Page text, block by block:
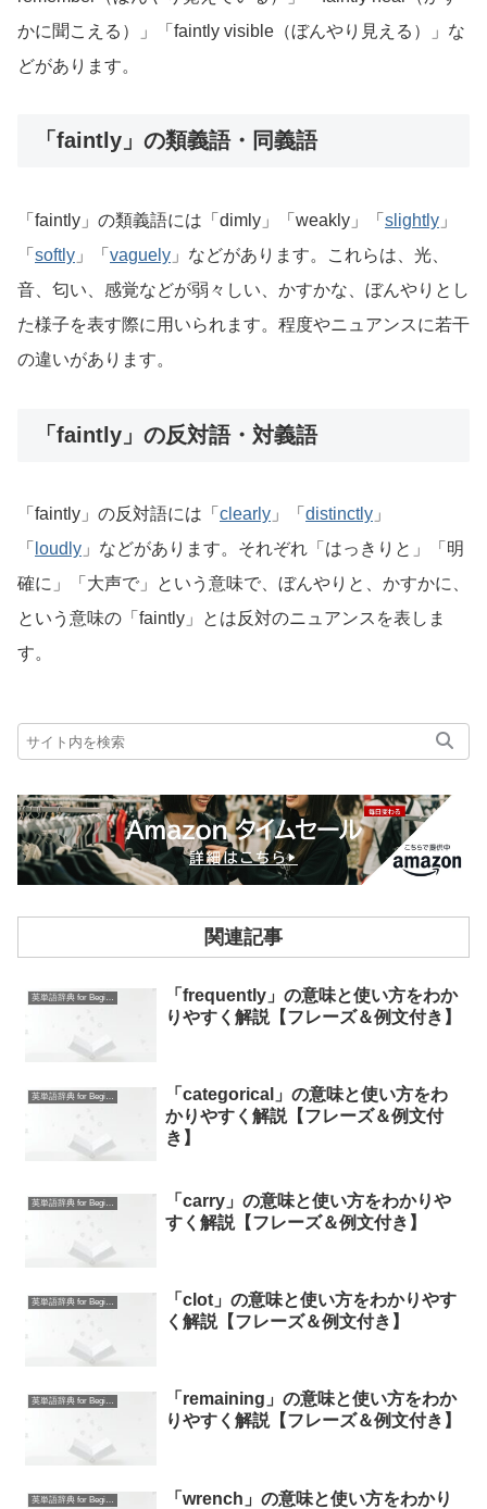
かに聞こえる）」「faintly visible（ぼんやり見える）」な
どがあります。
「faintly」の類義語・同義語
「faintly」の類義語には「dimly」「weakly」「 slightly 」
「 softly 」「 vaguely 」などがあります。これらは、光、
音、匂い、感覚などが弱々しい、かすかな、ぼんやりとし
た様子を表す際に用いられます。程度やニュアンスに若干
の違いがあります。
「faintly」の反対語・対義語
「faintly」の反対語には「 clearly 」「 distinctly 」
「 loudly 」などがあります。それぞれ「はっきりと」「明
確に」「大声で」という意味で、ぼんやりと、かすかに、
という意味の「faintly」とは反対のニュアンスを表しま
す。
関連記事
英単語辞典 for Beginners
「frequently」の意味と使い方をわか
りやすく解説【フレーズ＆例文付き】
英単語辞典 for Beginners
「categorical」の意味と使い方をわ
かりやすく解説【フレーズ＆例文付
き】
英単語辞典 for Beginners
「carry」の意味と使い方をわかりや
すく解説【フレーズ＆例文付き】
英単語辞典 for Beginners
「clot」の意味と使い方をわかりやす
く解説【フレーズ＆例文付き】
英単語辞典 for Beginners
「remaining」の意味と使い方をわか
りやすく解説【フレーズ＆例文付き】
英単語辞典 for Beginners
「wrench」の意味と使い方をわかり